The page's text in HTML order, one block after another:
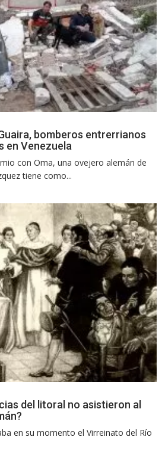
bomberos entrerrianos
en Venezuela
con Oma, una ovejero alemán de
tiene como...
del litoral no asistieron al
en su momento el Virreinato del Río